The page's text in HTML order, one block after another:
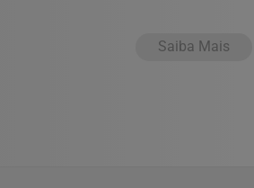
Saiba Mais